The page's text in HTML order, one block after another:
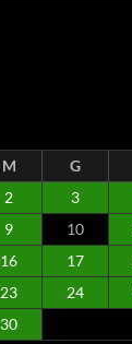
M G
2 3
9 10
16 17
23 24
30